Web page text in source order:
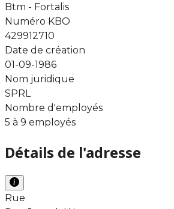
Btm - Fortalis
Numéro KBO
429912710
Date de création
01-09-1986
Nom juridique
SPRL
Nombre d'employés
5 à 9 employés
Détails de l'adresse
Rue